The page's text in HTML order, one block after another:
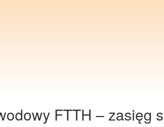
FTTH – zasięg